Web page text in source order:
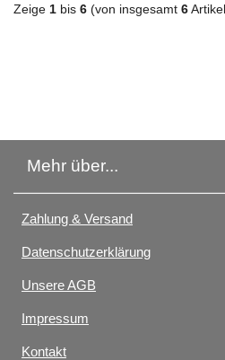
Zeige 1 bis 6 (von insgesamt 6
Mehr über...
Zahlung & Versand
Datenschutzerklärung
Unsere AGB
Impressum
Kontakt